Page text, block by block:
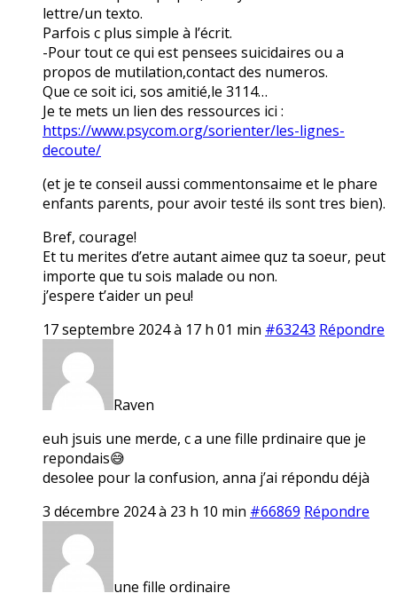
lettre/un texto.
Parfois c plus simple à l’écrit.
-Pour tout ce qui est pensees suicidaires ou a
propos de mutilation,contact des numeros.
Que ce soit ici, sos amitié,le 3114…
Je te mets un lien des ressources ici :
https://www.psycom.org/sorienter/les-lignes-
decoute/
(et je te conseil aussi commentonsaime et le phare
enfants parents, pour avoir testé ils sont tres bien).
Bref, courage!
Et tu merites d’etre autant aimee quz ta soeur, peut
importe que tu sois malade ou non.
j’espere t’aider un peu!
17 septembre 2024 à 17 h 01 min #63243 Répondre
Raven
euh jsuis une merde, c a une fille prdinaire que je
repondais😅
desolee pour la confusion, anna j’ai répondu déjà
3 décembre 2024 à 23 h 10 min #66869 Répondre
une fille ordinaire